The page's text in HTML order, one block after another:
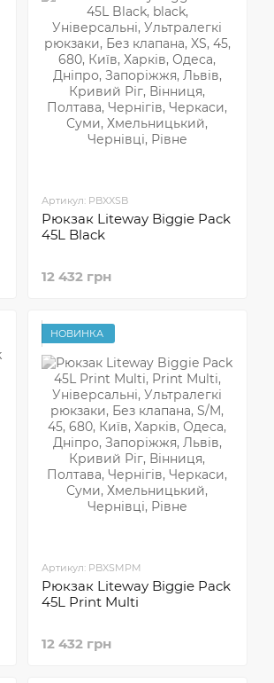
Артикул: PBXXSB
Рюкзак Liteway Biggie Pack
45L Black
12 432 грн
НОВИНКА
Артикул: PBXSMPM
Рюкзак Liteway Biggie Pack
45L Print Multi
12 432 грн